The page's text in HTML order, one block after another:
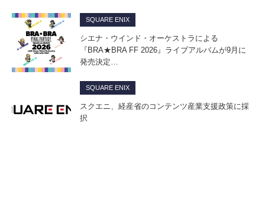
SQUARE ENIX
シエナ・ウインド・オーケストラによる
『BRA★BRA FF 2026』ライブアルバムが9月に
発売決定…
SQUARE ENIX
スクエニ、経産省のコンテンツ産業支援政策に採
択